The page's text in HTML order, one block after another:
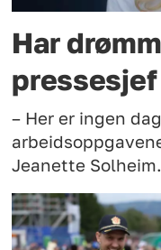
Har
pressesjef
– Her er ingen
Jeanette Solheim.